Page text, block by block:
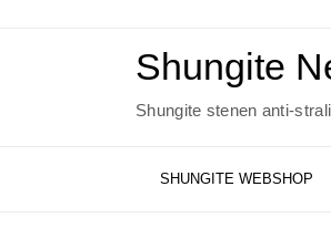
Shungite
Shungite stenen anti-
SHUNGITE WEBSHOP